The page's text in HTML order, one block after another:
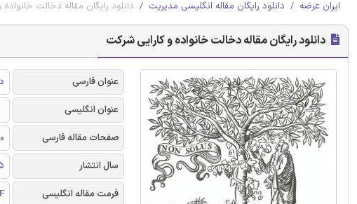
ایران عرضه دانلود رایگان مقاله انگلیسی مدیریت دانلود رایگان مقاله دخالت
دانلود رایگان مقاله دخالت خانواده و کارایی شرکت
عنوان فارسی
عنوان انگلیسی
صفحات مقاله فارسی
0
سال انتشار
فرمت مقاله انگلیسی